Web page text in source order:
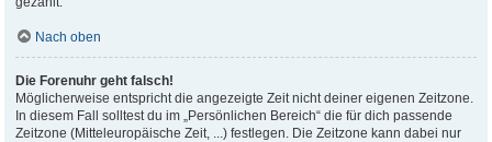
Nach oben
Die Forenuhr geht falsch!
Möglicherweise entspricht die angezeigte Zeit nicht deiner eigenen Zeitzone.
In diesem Fall solltest du im „Persönlichen Bereich“ die für dich passende
Zeitzone (Mitteleuropäische Zeit, ...) festlegen. Die Zeitzone kann dabei nur